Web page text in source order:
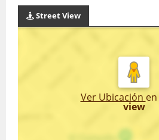
Street View
Ver Ubicación en
view